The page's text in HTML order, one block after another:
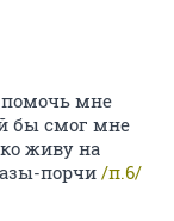
мне
бы смог мне
живу на
порчи/п.6/